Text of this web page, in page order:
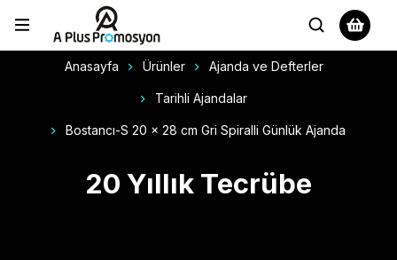
Anasayfa Ürünler Ajanda ve Defterler
Tarihli Ajandalar
Bostancı-S 20 x 28 cm Gri Spiralli Günlük Ajanda
20 Yıllık Tecrübe